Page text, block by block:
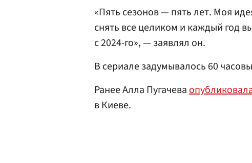
«Пять сезонов — пять лет. Моя
снять все целиком и каждый год
с 2024-го», — заявлял он.
В сериале задумывалось 60
Ранее Алла Пугачева
в Киеве.